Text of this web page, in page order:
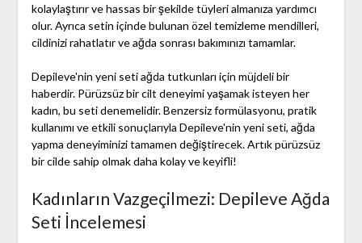
kolaylaştırır ve hassas bir şekilde tüyleri almanıza yardımcı
olur. Ayrıca setin içinde bulunan özel temizleme mendilleri,
cildinizi rahatlatır ve ağda sonrası bakımınızı tamamlar.
Depileve'nin yeni seti ağda tutkunları için müjdeli bir
haberdir. Pürüzsüz bir cilt deneyimi yaşamak isteyen her
kadın, bu seti denemelidir. Benzersiz formülasyonu, pratik
kullanımı ve etkili sonuçlarıyla Depileve'nin yeni seti, ağda
yapma deneyiminizi tamamen değiştirecek. Artık pürüzsüz
bir cilde sahip olmak daha kolay ve keyifli!
Kadınların Vazgeçilmezi: Depileve Ağda
Seti İncelemesi